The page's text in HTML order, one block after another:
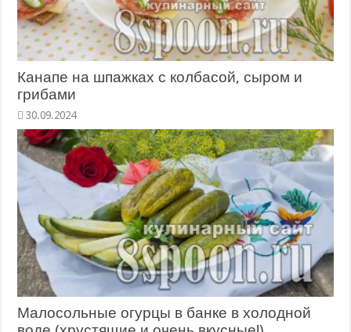
Канапе на шпажках с колбасой, сыром и
грибами
Малосольные огурцы в банке в холодной